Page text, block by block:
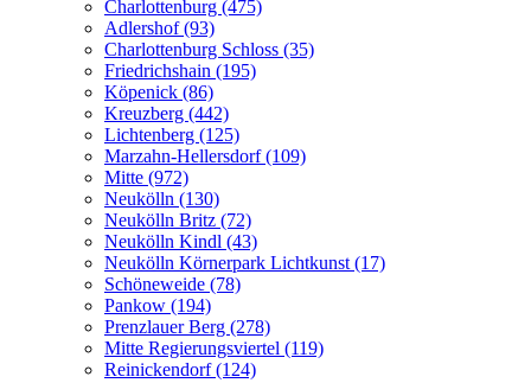
Charlottenburg (475)
Adlershof (93)
Charlottenburg Schloss (35)
Friedrichshain (195)
Köpenick (86)
Kreuzberg (442)
Lichtenberg (125)
Marzahn-Hellersdorf (109)
Mitte (972)
Neukölln (130)
Neukölln Britz (72)
Neukölln Kindl (43)
Neukölln Körnerpark Lichtkunst (17)
Schöneweide (78)
Pankow (194)
Prenzlauer Berg (278)
Mitte Regierungsviertel (119)
Reinickendorf (124)